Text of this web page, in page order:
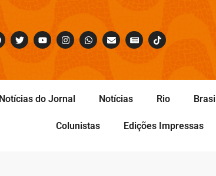
Notícias do Jornal Notícias Rio Brasil
Colunistas Edições Impressas